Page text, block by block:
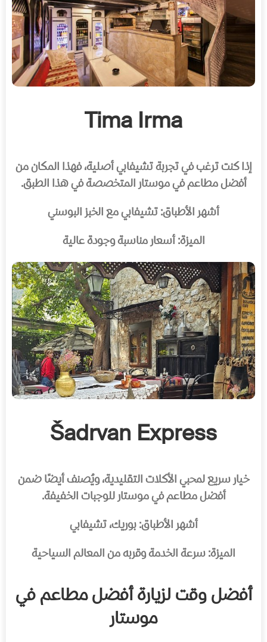
Tima Irma
إذا كنت ترغب في تجربة تشيفابي أصلية، فهذا المكان من
أفضل مطاعم في موستار المتخصصة في هذا الطبق.
أشهر الأطباق: تشيفابي مع الخبز البوسني
الميزة: أسعار مناسبة وجودة عالية
Šadrvan Express
خيار سريع لمحبي الأكلات التقليدية، ويُصنف أيضًا ضمن
أفضل مطاعم في موستار للوجبات الخفيفة.
أشهر الأطباق: بوريك، تشيفابي
الميزة: سرعة الخدمة وقربه من المعالم السياحية
أفضل وقت لزيارة أفضل مطاعم في
موستار